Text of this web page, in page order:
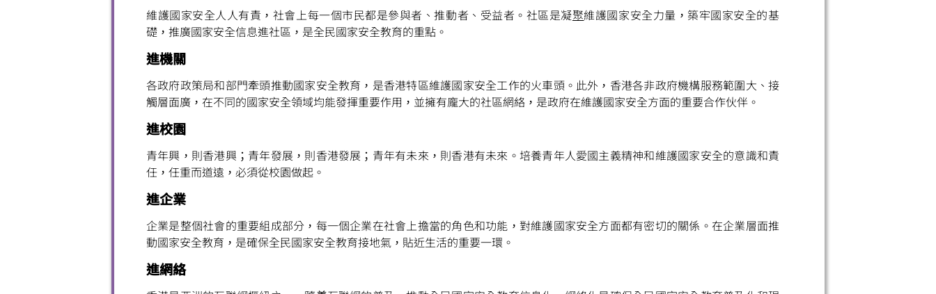
維護國家安全人人有責，社會上每一個市民都是參與者、推動者、受益者。社區是凝聚維護國家安全力量，築牢國家安全的基
礎，推廣國家安全信息進社區，是全民國家安全教育的重點。
進機關
各政府政策局和部門牽頭推動國家安全教育，是香港特區維護國家安全工作的火車頭。此外，香港各非政府機構服務範圍大、接
觸層面廣，在不同的國家安全領域均能發揮重要作用，並擁有龐大的社區網絡，是政府在維護國家安全方面的重要合作伙伴。
進校園
青年興，則香港興；青年發展，則香港發展；青年有未來，則香港有未來。培養青年人愛國主義精神和維護國家安全的意識和責
任，任重而道遠，必須從校園做起。
進企業
企業是整個社會的重要組成部分，每一個企業在社會上擔當的角色和功能，對維護國家安全方面都有密切的關係。在企業層面推
動國家安全教育，是確保全民國家安全教育接地氣，貼近生活的重要一環。
進網絡
微 微 小